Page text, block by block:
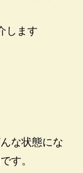
します
な状態にな
す。